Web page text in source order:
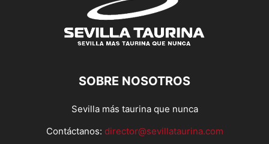
SOBRE NOSOTROS
Sevilla más taurina que nunca
Contáctanos: director@sevillataurina.com